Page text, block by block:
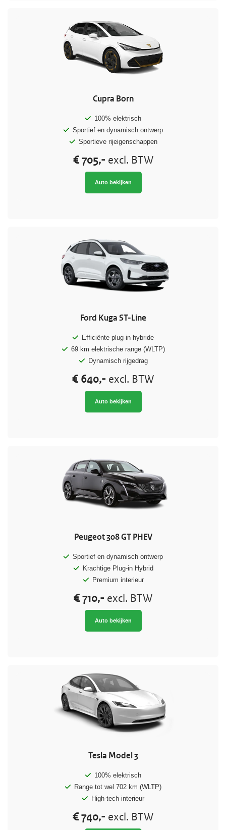
Cupra Born
100% elektrisch
Sportief en dynamisch ontwerp
Sportieve rijeigenschappen
€ 705,- excl. BTW
Auto bekijken
Ford Kuga ST-Line
Efficiënte plug-in hybride
69 km elektrische range (WLTP)
Dynamisch rijgedrag
€ 640,- excl. BTW
Auto bekijken
Peugeot 308 GT PHEV
Sportief en dynamisch ontwerp
Krachtige Plug-in Hybrid
Premium interieur
€ 710,- excl. BTW
Auto bekijken
Tesla Model 3
100% elektrisch
Range tot wel 702 km (WLTP)
High-tech interieur
€ 740,- excl. BTW